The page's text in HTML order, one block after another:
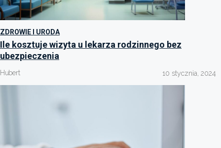
ZDROWIE I URODA
Ile kosztuje wizyta u lekarza rodzinnego bez
ubezpieczenia
Hubert 10 stycznia, 2024